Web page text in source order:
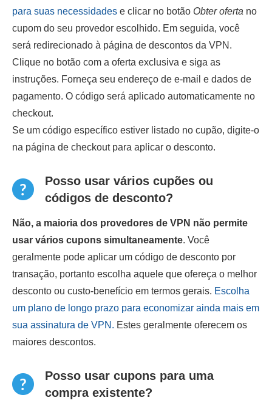
para suas necessidades e clicar no botão Obter oferta no
cupom do seu provedor escolhido. Em seguida, você
será redirecionado à página de descontos da VPN.
Clique no botão com a oferta exclusiva e siga as
instruções. Forneça seu endereço de e-mail e dados de
pagamento. O código será aplicado automaticamente no
checkout.
Se um código específico estiver listado no cupão, digite-o
na página de checkout para aplicar o desconto.
Posso usar vários cupões ou
códigos de desconto?
Não, a maioria dos provedores de VPN não permite
usar vários cupons simultaneamente. Você
geralmente pode aplicar um código de desconto por
transação, portanto escolha aquele que ofereça o melhor
desconto ou custo-benefício em termos gerais. Escolha
um plano de longo prazo para economizar ainda mais em
sua assinatura de VPN. Estes geralmente oferecem os
maiores descontos.
Posso usar cupons para uma
compra existente?